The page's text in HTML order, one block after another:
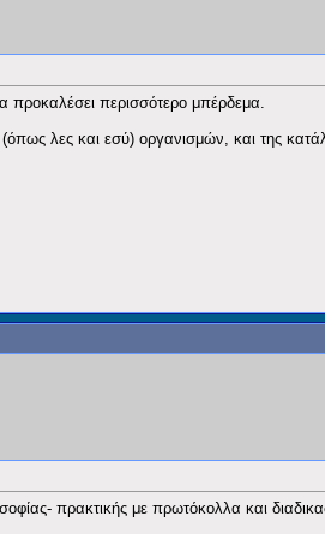
προκαλέσει περισσότερο μπέρδεμα.
λες και εσύ) οργανισμών, και της
πρακτικής με πρωτόκολλα και